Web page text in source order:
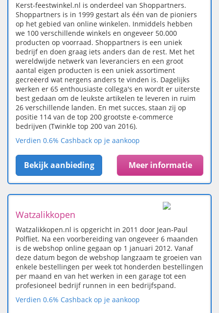
Kerst-feestwinkel.nl is onderdeel van Shoppartners.
Shoppartners is in 1999 gestart als één van de pioniers
op het gebied van online winkelen. Inmiddels hebben
we 100 verschillende winkels en ongeveer 50.000
producten op voorraad. Shoppartners is een uniek
bedrijf en doen graag iets anders dan de rest. Met het
wereldwijde netwerk van leveranciers en een groot
aantal eigen producten is een uniek assortiment
gecreëerd wat nergens anders te vinden is. Dagelijks
werken er 65 enthousiaste collega's en wordt er uiterste
best gedaan om de leukste artikelen te leveren in ruim
26 verschillende landen. En met succes, staan zij op
positie 114 van de top 200 grootste e-commerce
bedrijven (Twinkle top 200 van 2016).
Verdien 0.6% Cashback op je aankoop
Bekijk aanbieding Meer informatie
Watzalikkopen
Watzalikkopen.nl is opgericht in 2011 door Jean-Paul
Polfliet. Na een voorbereiding van ongeveer 6 maanden
is de webshop online gegaan op 1 januari 2012. Vanaf
deze datum begon de webshop langzaam te groeien van
enkele bestellingen per week tot honderden bestellingen
per maand en van het werken in een garage tot een
profesioneel bedrijf runnen in een bedrijfspand.
Verdien 0.6% Cashback op je aankoop